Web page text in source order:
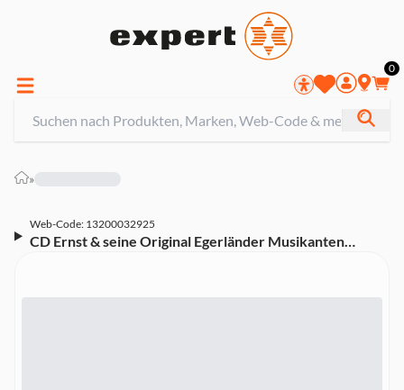
0
»
Web-Code: 13200032925
CD Ernst & seine Original Egerländer Musikanten